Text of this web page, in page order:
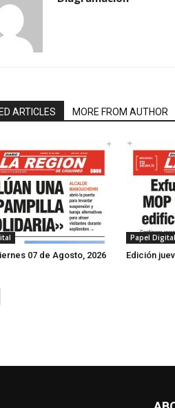
ARTICLES MORE FROM AUTHOR
07 de Agosto, 2026
Papel Digital
Edición